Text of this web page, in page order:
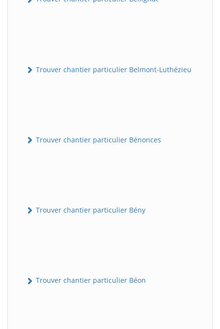
Trouver chantier particulier Belmont-Luthézieu
Trouver chantier particulier Bénonces
Trouver chantier particulier Bény
Trouver chantier particulier Béon